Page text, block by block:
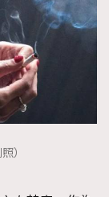
）